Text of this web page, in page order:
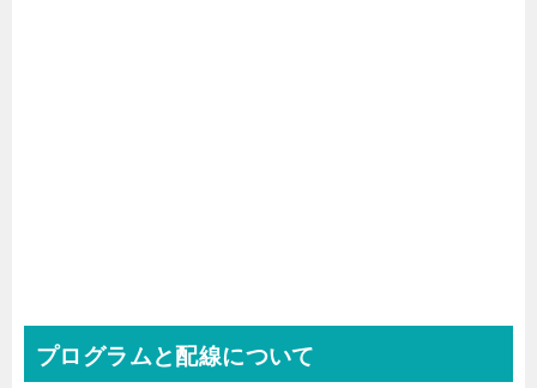
プログラムと配線について